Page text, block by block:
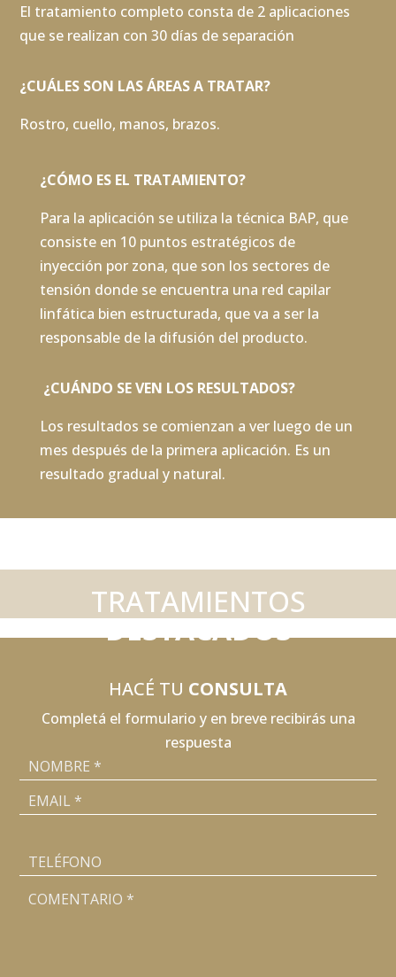
El tratamiento completo consta de 2 aplicaciones
que se realizan con 30 días de separación
¿CUÁLES SON LAS ÁREAS A TRATAR?
Rostro, cuello, manos, brazos.
¿CÓMO ES EL TRATAMIENTO?
Para la aplicación se utiliza la técnica BAP, que
consiste en 10 puntos estratégicos de
inyección por zona, que son los sectores de
tensión donde se encuentra una red capilar
linfática bien estructurada, que va a ser la
responsable de la difusión del producto.
¿CUÁNDO SE VEN LOS RESULTADOS?
Los resultados se comienzan a ver luego de un
mes después de la primera aplicación. Es un
resultado gradual y natural.
TRATAMIENTOS
DESTACADOS
HACÉ TU CONSULTA
Completá el formulario y en breve recibirás una
respuesta